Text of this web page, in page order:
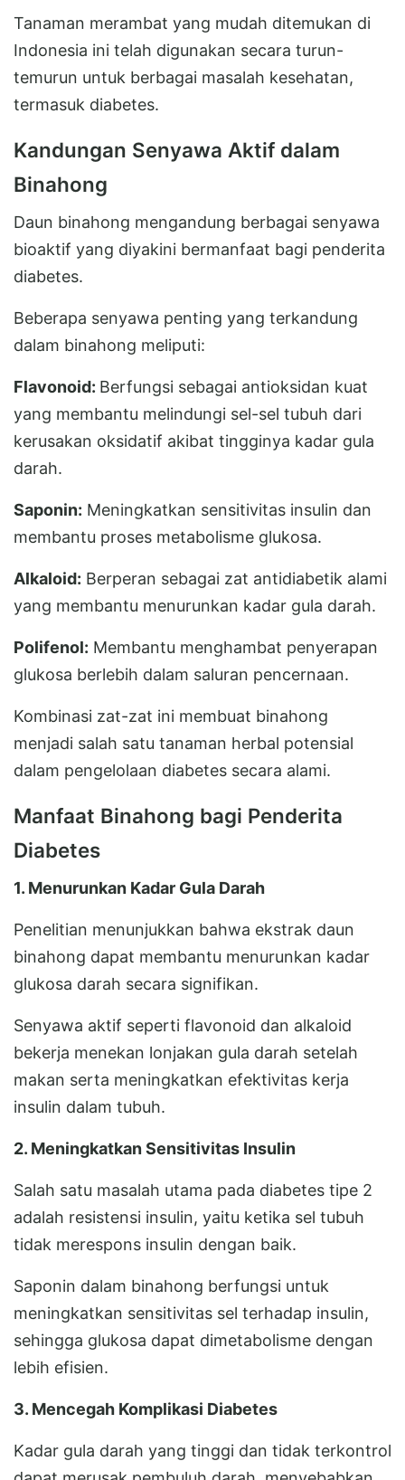
Tanaman merambat yang mudah ditemukan di
Indonesia ini telah digunakan secara turun-
temurun untuk berbagai masalah kesehatan,
termasuk diabetes.
Kandungan Senyawa Aktif dalam
Binahong
Daun binahong mengandung berbagai senyawa
bioaktif yang diyakini bermanfaat bagi penderita
diabetes.
Beberapa senyawa penting yang terkandung
dalam binahong meliputi:
Flavonoid: Berfungsi sebagai antioksidan kuat
yang membantu melindungi sel-sel tubuh dari
kerusakan oksidatif akibat tingginya kadar gula
darah.
Saponin: Meningkatkan sensitivitas insulin dan
membantu proses metabolisme glukosa.
Alkaloid: Berperan sebagai zat antidiabetik alami
yang membantu menurunkan kadar gula darah.
Polifenol: Membantu menghambat penyerapan
glukosa berlebih dalam saluran pencernaan.
Kombinasi zat-zat ini membuat binahong
menjadi salah satu tanaman herbal potensial
dalam pengelolaan diabetes secara alami.
Manfaat Binahong bagi Penderita
Diabetes
1. Menurunkan Kadar Gula Darah
Penelitian menunjukkan bahwa ekstrak daun
binahong dapat membantu menurunkan kadar
glukosa darah secara signifikan.
Senyawa aktif seperti flavonoid dan alkaloid
bekerja menekan lonjakan gula darah setelah
makan serta meningkatkan efektivitas kerja
insulin dalam tubuh.
2. Meningkatkan Sensitivitas Insulin
Salah satu masalah utama pada diabetes tipe 2
adalah resistensi insulin, yaitu ketika sel tubuh
tidak merespons insulin dengan baik.
Saponin dalam binahong berfungsi untuk
meningkatkan sensitivitas sel terhadap insulin,
sehingga glukosa dapat dimetabolisme dengan
lebih efisien.
3. Mencegah Komplikasi Diabetes
Kadar gula darah yang tinggi dan tidak terkontrol